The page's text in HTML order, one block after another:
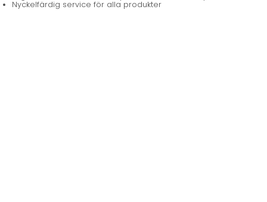
Nyckelfärdig service för alla produkter